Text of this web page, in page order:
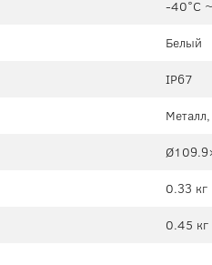
-40°C
Белый
IP67
0.33 кг
0.45 кг